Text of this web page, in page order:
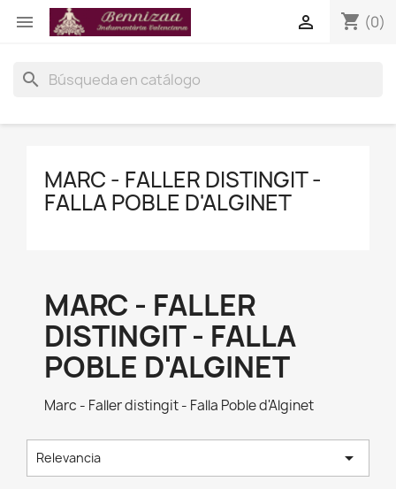
 shopping_cart (0)

search
MARC - FALLER DISTINGIT -
FALLA POBLE D'ALGINET
MARC - FALLER
DISTINGIT - FALLA
POBLE D'ALGINET
Marc - Faller distingit - Falla Poble d'Alginet
Relevancia 